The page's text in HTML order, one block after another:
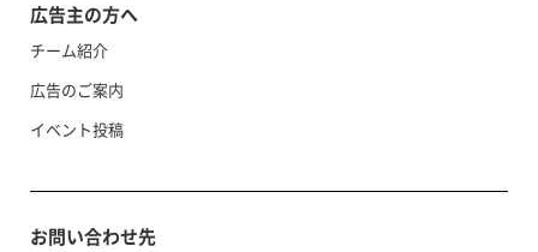
広告主の方へ
チーム紹介
広告のご案内
イベント投稿
お問い合わせ先